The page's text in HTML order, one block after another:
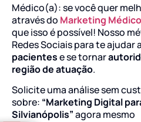
Médico(a): se você quer
através do Marketing Médico
que isso é possível! Nosso
Redes Sociais para te ajudar a
pacientese se tornar
região de atuação.
Solicite uma análise sem
sobre: “Marketing Digital
Silvianópolis”agora mesmo